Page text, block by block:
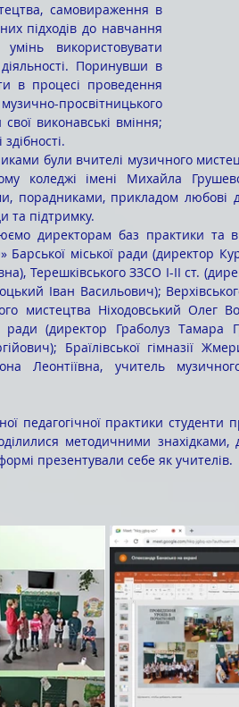
самовираження в
підходів до навчання
використовувати
Поринувши в
в процесі проведення
просвітницького
виконавські вміння;
коледжі імені Михайла
порадниками, прикладом любові
та підтримку.
Барської міської ради (директор
Терешківського ЗЗСО І-ІІ ст.
Іван Васильович);
мистецтва Ніходовський Олег
ради (директор Граболуз Тамара
Браїлівської гімназії
Леонтіївна, учитель
методичними знахідками,
презентували себе як учителів.